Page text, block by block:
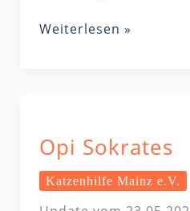
Weiterlesen »
Opi Sokrates
Katzenhilfe Mainz e.V.